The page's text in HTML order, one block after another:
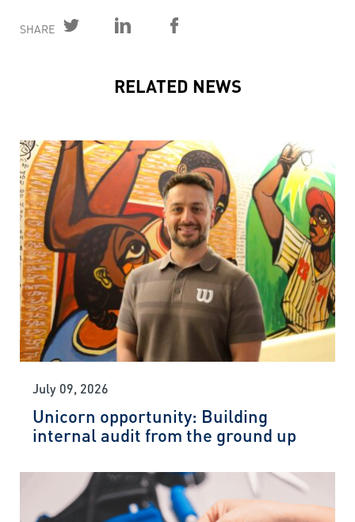
SHARE
RELATED NEWS
July 09, 2026
Unicorn opportunity: Building
internal audit from the ground up